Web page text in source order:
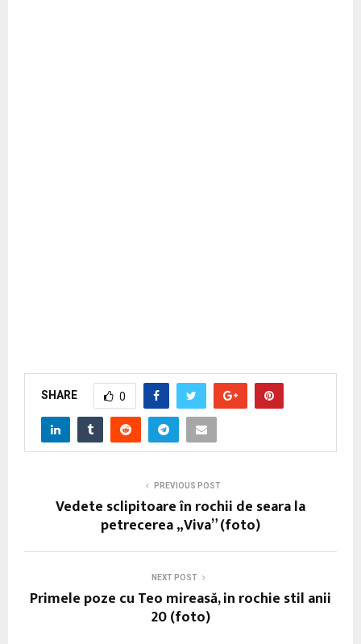
SHARE 0
PREVIOUS POST
Vedete sclipitoare în rochii de seara la
petrecerea „Viva” (foto)
NEXT POST
Primele poze cu Teo mireasă, in rochie stil anii
20 (foto)